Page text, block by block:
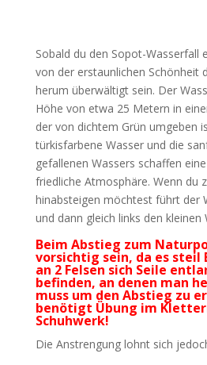
Sobald du den Sopot-Wasserfall
von der erstaunlichen Schönheit
herum überwältigt sein. Der
Höhe von etwa 25 Metern in
der von dichtem Grün umgeben
türkisfarbene Wasser und die
gefallenen Wassers schaffen
friedliche Atmosphäre. Wenn du
hinabsteigen möchtest führt der
und dann gleich links den kleinen
Beim Abstieg zum
vorsichtig sein, da es steil
an 2 Felsen sich Seile
befinden, an denen man
muss um den Abstieg zu
benötigt Übung im
Schuhwerk!
Die Anstrengung lohnt sich